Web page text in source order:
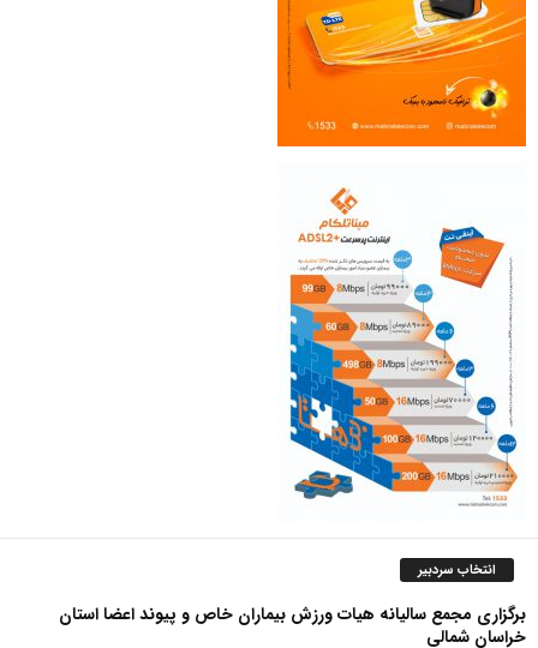
انتخاب سردبیر
برگزاری مجمع سالیانه هیات ورزش بیماران خاص و پیوند اعضا استان
خراسان شمالی